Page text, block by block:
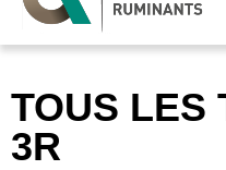
TOUS LES
3R